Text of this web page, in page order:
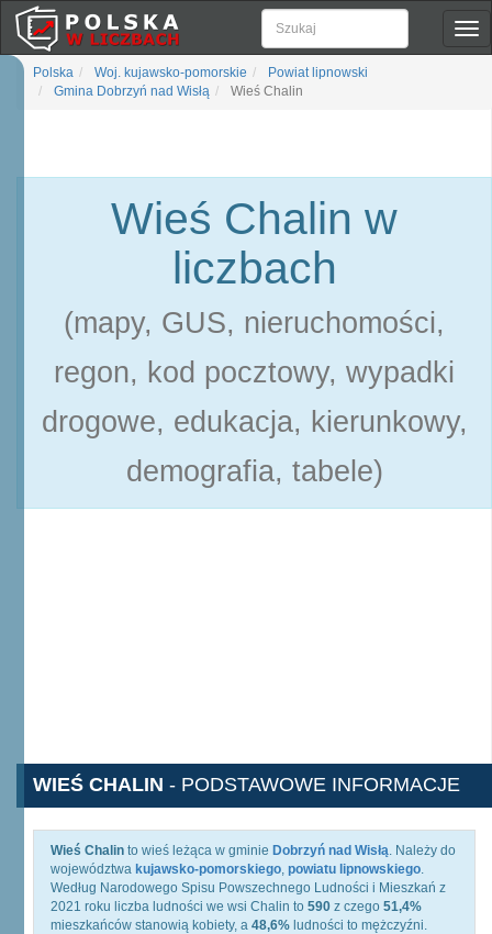
Polska Woj. kujawsko-pomorskie
Powiat lipnowski
Gmina Dobrzyń nad Wisłą
Wieś Chalin
Wieś Chalin w
liczbach
(mapy, GUS, nieruchomości,
regon, kod pocztowy, wypadki
drogowe, edukacja, kierunkowy,
demografia, tabele)
WIEŚ CHALIN - PODSTAWOWE INFORMACJE
Wieś Chalin to wieś leżąca w gminie Dobrzyń nad Wisłą. Należy do
województwa kujawsko-pomorskiego, powiatu lipnowskiego.
Według Narodowego Spisu Powszechnego Ludności i Mieszkań z
2021 roku liczba ludności we wsi Chalin to 590 z czego 51,4%
mieszkańców stanowią kobiety, a 48,6% ludności to mężczyźni.